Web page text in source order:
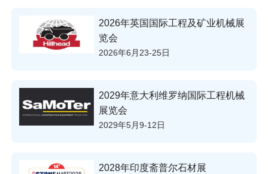
2026年英国国际工程及矿业机械展
览会
2026年6月23-25日
2029年意大利维罗纳国际工程机械
展览会
2029年5月9-12日
2028年印度斋普尔石材展